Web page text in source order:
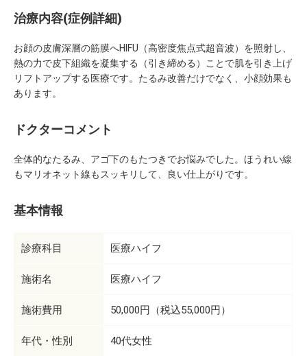
治療内容(症例詳細)
お顔の皮膚深層の筋膜へHIFU（高密度焦点式超音波）を照射し、
熱の力で皮下組織を凝集する（引き締める）ことで肌を引き上げ
リフトアップする医療です。たるみ改善だけでなく、小顔効果も
あります。
ドクターコメント
全体的なたるみ、アゴ下のもたつきでお悩みでした。ほうれい線
もマリオネット線もスッキリして、良い仕上がりです。
基本情報
診療科目 医療ハイフ
施術名 医療ハイフ
施術費用 50,000円（税込55,000円）
年代・性別 40代女性